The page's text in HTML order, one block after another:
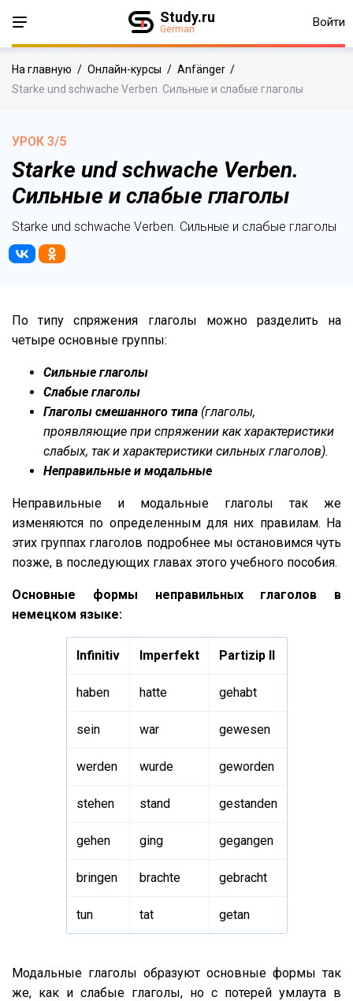
Study.ru
German Войти
На главную / Онлайн-курсы / Anfänger /
Starke und schwache Verben. Сильные и слабые глаголы
УРОК 3/5
Starke und schwache Verben.
Сильные и слабые глаголы
Starke und schwache Verben. Сильные и слабые глаголы
По типу спряжения глаголы можно разделить на
четыре основные группы:
Сильные глаголы
Слабые глаголы
Глаголы смешанного типа (глаголы,
проявляющие при спряжении как характеристики
слабых, так и характеристики сильных глаголов).
Неправильные и модальные
Неправильные и модальные глаголы так же
изменяются по определенным для них правилам. На
этих группах глаголов подробнее мы остановимся чуть
позже, в последующих главах этого учебного пособия.
Основные формы неправильных глаголов в
немецком языке:
Infinitiv Imperfekt Partizip II
haben hatte gehabt
sein war gewesen
werden wurde geworden
stehen stand gestanden
gehen ging gegangen
bringen brachte gebracht
tun tat getan
Модальные глаголы образуют основные формы так
же, как и слабые глаголы, но с потерей умлаута в